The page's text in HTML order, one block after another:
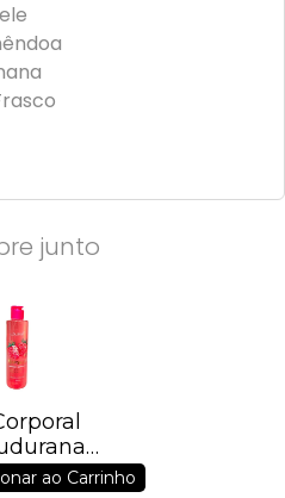
junto
ao Carrinho